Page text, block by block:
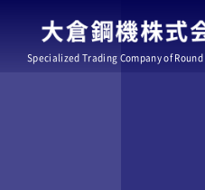
Specialized Trading Company of Round